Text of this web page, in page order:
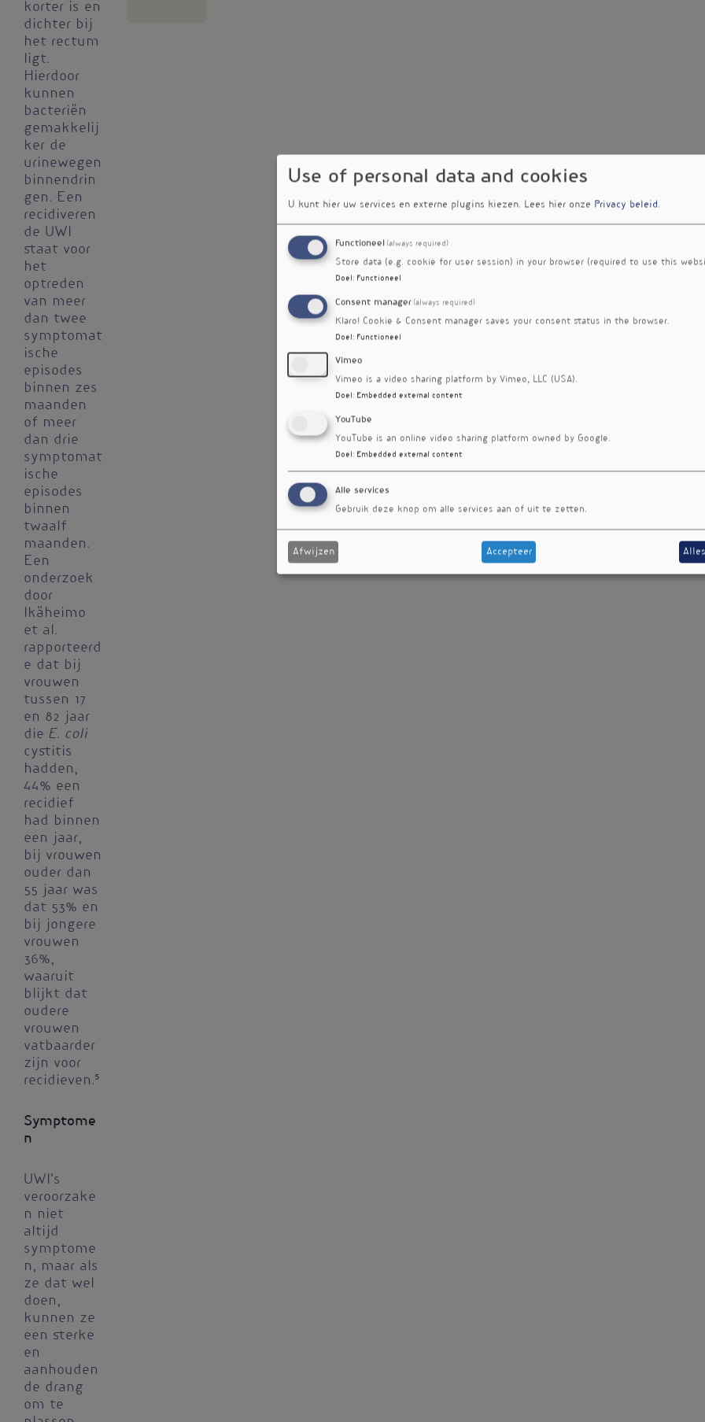
korter is en
dichter bij
het rectum
ligt.
Hierdoor
kunnen
bacteriën
gemakkelij
ker de
urinewegen
binnendrin
gen. Een
recidiveren
de UWI
staat voor
het
optreden
van meer
dan twee
symptomat
ische
episodes
binnen zes
maanden
of meer
dan drie
symptomat
ische
episodes
binnen
twaalf
maanden.
Een
onderzoek
door
Ikäheimo
et al.
rapporteerd
e dat bij
vrouwen
tussen 17
en 82 jaar
die E. coli
cystitis
hadden,
44% een
recidief
had binnen
een jaar,
bij vrouwen
ouder dan
55 jaar was
dat 53% en
bij jongere
vrouwen
36%,
waaruit
blijkt dat
oudere
vrouwen
vatbaarder
zijn voor
recidieven.5
Symptome
n
UWI's
veroorzake
n niet
altijd
symptome
n, maar als
ze dat wel
doen,
kunnen ze
een sterke
en
aanhouden
de drang
om te
Use of personal data and cookies
U kunt hier uw services en externe plugins kiezen. Lees hier onze Privacy beleid.
Functioneel (always required)
Store data (e.g. cookie for user session) in your browser (required to use this
Doel : Functioneel
Consent manager (always required)
Klaro! Cookie & Consent manager saves your consent status in the browser.
Doel : Functioneel
Vimeo
Vimeo is a video sharing platform by Vimeo, LLC (USA).
Doel : Embedded external content
YouTube
YouTube is an online video sharing platform owned by Google.
Doel : Embedded external content
Alle services
Gebruik deze knop om alle services aan of uit te zetten.
Afwijzen Accepteer